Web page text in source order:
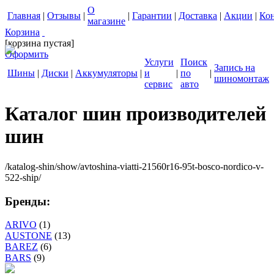
Главная | Отзывы |
О
магазине
| Гарантии | Доставка | Акции |
Корзина
[корзина пустая]
Оформить
Шины | Диски | Аккумуляторы |
Услуги
и
сервис
|
Поиск
по
авто
|
Запись на
шиномонтаж
Каталог шин производителей
шин
/katalog-shin/show/avtoshina-viatti-21560r16-95t-bosco-nordico-v-
522-ship/
Бренды:
ARIVO (1)
AUSTONE (13)
BAREZ (6)
BARS (9)